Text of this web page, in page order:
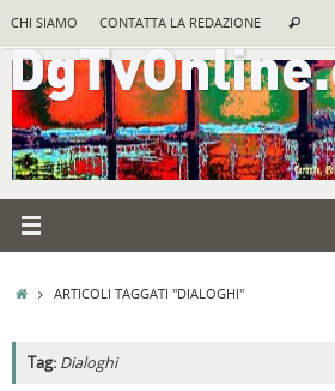
contenuto
CHI SIAMO CONTATTA LA REDAZIONE Cerca
HOMEARTICOLI TAGGATI "DIALOGHI"
Tag: Dialoghi